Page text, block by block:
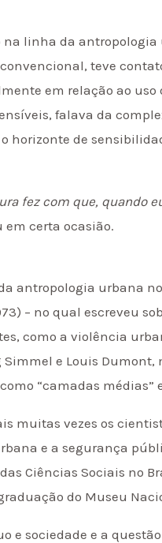
na linha da antropologia
teve
em relação ao
falava da
de
fez com que, quando
em certa ocasião.
antropologia urbana
– no qual escreveu
como a violência
e Louis
“camadas
muitas vezes os
e a segurança
Ciências Sociais no
do Museu
e sociedade e a